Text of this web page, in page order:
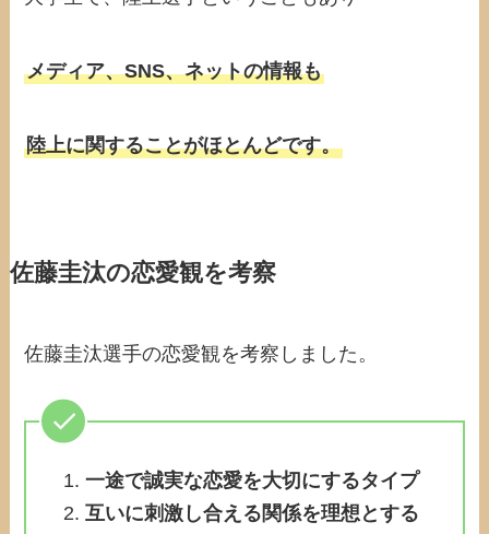
メディア、SNS、ネットの情報も
陸上に関することがほとんどです。
佐藤圭汰の恋愛観を考察
佐藤圭汰選手の恋愛観を考察しました。
一途で誠実な恋愛を大切にするタイプ
互いに刺激し合える関係を理想とする